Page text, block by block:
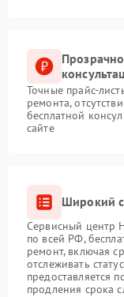
Точные прайс-
ремонта,
бесплатной
сайте
Широкий
Сервисный центр
по всей РФ,
ремонт, включая
отслеживать
предоставляется
продления срока